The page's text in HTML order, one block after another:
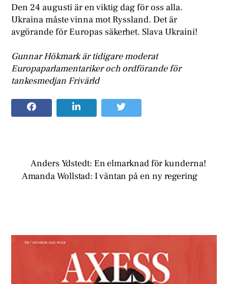
Den 24 augusti är en viktig dag för oss alla.
Ukraina måste vinna mot Ryssland. Det är
avgörande för Europas säkerhet. Slava Ukraini!
Gunnar Hökmark är tidigare moderat
Europaparlamentariker och ordförande för
tankesmedjan Frivärld
Anders Ydstedt: En elmarknad för kunderna!
Amanda Wollstad: I väntan på en ny regering